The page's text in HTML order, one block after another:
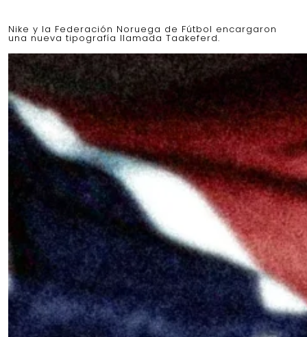
Nike y la Federación Noruega de Fútbol encargaron
una nueva tipografía llamada Taakeferd.